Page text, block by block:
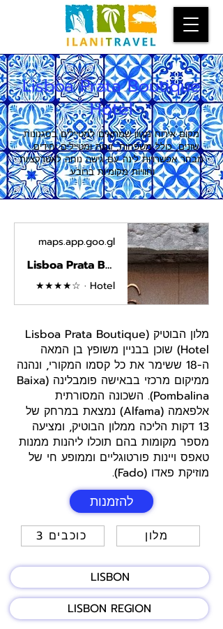
Lisboa Prata Boutique
Hotel
מקום אירוח מגוון שמתאים למטיילים בסגנונות
שונים, כולל משפחות, זוגות ומטיילים יחידים.
מבחר אפשרויות לינה עם גישה נוחה לאטרקציות
וחוויות מקומיות ברובע.
maps.app.goo.gl
Lisboa Prata Boutique Hotel · Rua da Prata 116, 1100-420 Lisboa, Portugal
★★★★☆ · Hotel
מלון הבוטיק (Lisboa Prata Boutique
Hotel) שוכן בבניין משופץ בן המאה
ה-18 ששימר את כל קסמו המקורי, ונהנה
ממיקום מרכזי בבאישה פומבלינה (Baixa
Pombalina). השכונה המסורתית
אלפאמה (Alfama) נמצאת במרחק של
13 דקות הליכה ממלון הבוטיק, ומציעה
מספר מקומות בהם תוכלו ליהנות ממנות
טאפס ויינות פורטוגליים וממופע חי של
מוזיקת פאדו (Fado).
להזמנות
מלון 3 כוכבים
LISBON
LISBON REGION